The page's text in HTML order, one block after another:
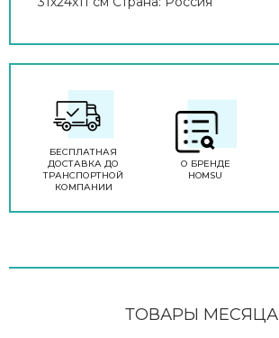
БЕСПЛАТНАЯ
ДОСТАВКА ДО
ТРАНСПОРТНОЙ
КОМПАНИИ
О БРЕНДЕ
HOMSU
ТОВАРЫ МЕСЯЦА